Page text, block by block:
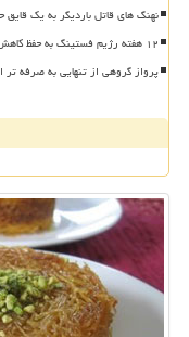
نهنگ های قاتل باردیگر به یک قایق
۱۲ هفته رژیم فستینگ به حفظ کاهش وزن در یک سال بعد کمک نماید
پرواز گروهی از تنهایی به صرفه